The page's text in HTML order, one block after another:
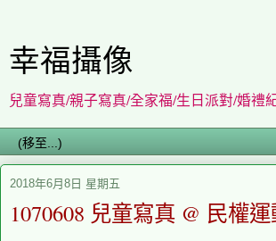
幸福攝像
兒童寫真/親子寫真/全家福/生日派對/婚禮
2018年6月8日 星期五
1070608 兒童寫真 @ 民權